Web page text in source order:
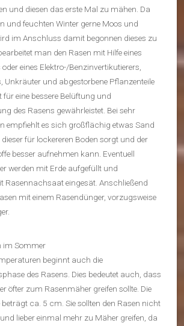
und diesen das erste Mal zu mähen. Da
und feuchten Winter gerne Moos und
im Anschluss damit begonnen dieses zu
man den Rasen mit Hilfe eines
eines Elektro-/Benzinvertikutierers,
Unkräuter und abgestorbene Pflanzenteile
eine bessere Belüftung und
des Rasens gewährleistet. Bei sehr
empfiehlt es sich großflächig etwas Sand
für lockereren Boden sorgt und der
besser aufnehmen kann. Eventuell
werden mit Erde aufgefüllt und
Rasennachsaat eingesät. Anschließend
mit einem Rasendünger, vorzugsweise
im Sommer
beginnt auch die
des Rasens. Dies bedeutet auch, dass
öfter zum Rasenmäher greifen sollte. Die
ca. 5 cm. Sie sollten den Rasen nicht
lieber einmal mehr zu Mäher greifen, da